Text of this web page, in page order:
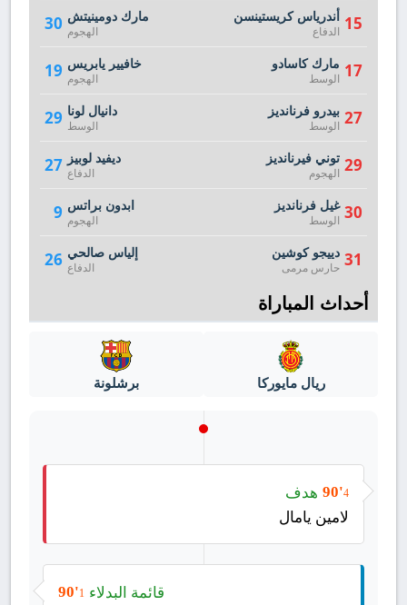
30 مارك دومينيتش
الهجوم
19 خافيير يابريس
الهجوم
29 دانيال لونا
الوسط
27 ديفيد لوبيز
الدفاع
9 ابدون براتس
الهجوم
26 إلياس صالحي
الدفاع
15 أندرياس كريستينسن
الدفاع
17 مارك كاسادو
الوسط
27 بيدرو فرنانديز
الوسط
29 توني فيرنانديز
الهجوم
30 غيل فرنانديز
الوسط
31 دييجو كوشين
حارس مرمى
أحداث المباراة
ريال مايوركا برشلونة
90'4
هدف
لامين يامال
90'1 قائمة البدلاء